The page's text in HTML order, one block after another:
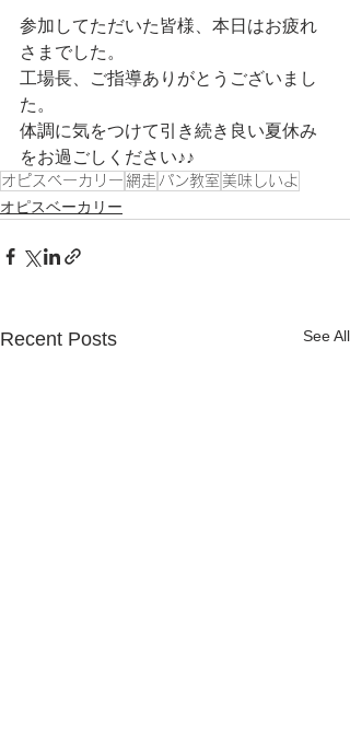
参加してただいた皆様、本日はお疲れ
さまでした。
工場長、ご指導ありがとうございまし
た。
体調に気をつけて引き続き良い夏休み
をお過ごしください♪♪
オピスベーカリー 網走 パン教室 美味しいよ
オピスベーカリー
Recent Posts See All